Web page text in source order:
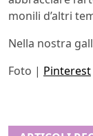
monili d’altri
Nella nostra
Foto | Pinterest